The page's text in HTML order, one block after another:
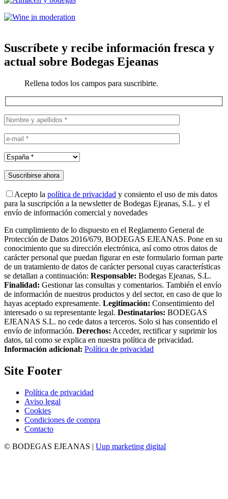
Suscríbete y recibe información fresca y
actual sobre Bodegas Ejeanas
Rellena todos los campos para suscribirte.
Acepto la política de privacidad y consiento el uso de mis datos
para la suscripción a la newsletter de Bodegas Ejeanas, S.L. y el
envío de información comercial y novedades
En cumplimiento de lo dispuesto en el Reglamento General de
Protección de Datos 2016/679, BODEGAS EJEANAS. Pone en su
conocimiento que su dirección electrónica, así como otros datos de
carácter personal que puedan figurar en este formulario forman parte
de un tratamiento de datos de carácter personal cuyas características
se detallan a continuación: Responsable: Bodegas Ejeanas, S.L.
Finalidad: Gestionar las consultas y comentarios. También el envío
de información de nuestros productos y del sector, en caso de que lo
hayas aceptado expresamente. Legitimación: Consentimiento del
interesado o su representante legal. Destinatarios: BODEGAS
EJEANAS S.L. no cede datos a terceros. Solo si has consentido el
envío de información. Derechos: Acceder, rectificar y suprimir los
datos, tal como se explica en nuestra política de privacidad.
Información adicional: Política de privacidad
Site Footer
Política de privacidad
Aviso legal
Cookies
Condiciones de compra
Contacto
© BODEGAS EJEANAS | Uup marketing digital